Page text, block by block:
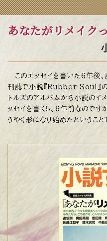
あなたがリメイク
このエッセイを書いた６年後
刊誌で小説『Rubber Soul』の
トルズのアルバムから小説のイ
ッセイを書く５、６年前なのです
うやく形になり始めたということ